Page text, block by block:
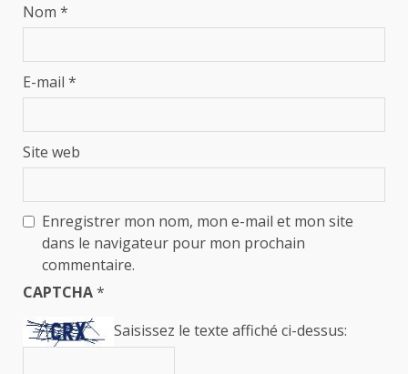
Nom *
E-mail *
Site web
Enregistrer mon nom, mon e-mail et mon site
dans le navigateur pour mon prochain
commentaire.
CAPTCHA*
Saisissez le texte affiché ci-dessus: